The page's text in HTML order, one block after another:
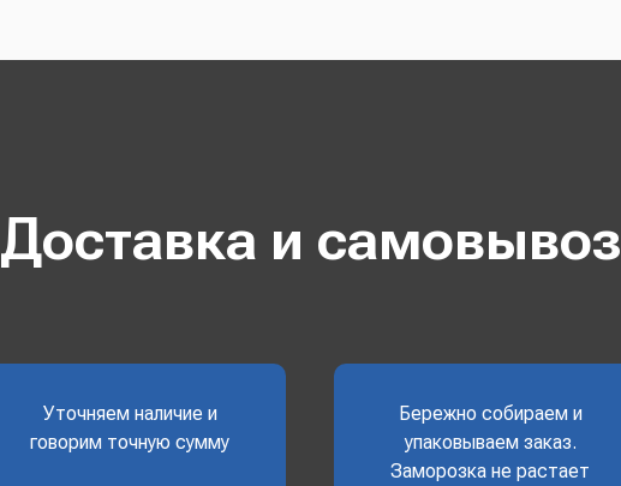
Доставка и самовывоз
Уточняем наличие и
говорим точную сумму
Бережно собираем и
упаковываем заказ.
Заморозка не растает